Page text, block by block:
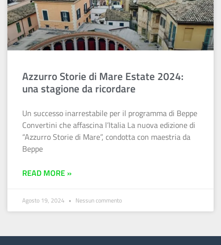
Azzurro Storie di Mare Estate 2024:
una stagione da ricordare
Un successo inarrestabile per il programma di Beppe
Convertini che affascina l’Italia La nuova edizione di
“Azzurro Storie di Mare”, condotta con maestria da
Beppe
READ MORE »
Agosto 19, 2024 Nessun commento